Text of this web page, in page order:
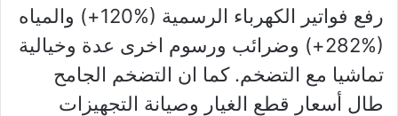
رفع فواتير الكهرباء الرسمية (%120+) والمياه
(%282+) وضرائب ورسوم اخرى عدة وخيالية
تماشيا مع التضخم. كما ان التضخم الجامح
طال أسعار قطع الغيار وصيانة التجهيزات